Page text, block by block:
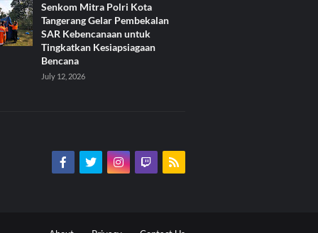
Senkom Mitra Polri Kota
Tangerang Gelar Pembekalan
SAR Kebencanaan untuk
Tingkatkan Kesiapsiagaan
Bencana
July 12, 2026